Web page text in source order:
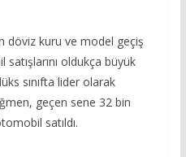
döviz kuru ve model geçiş
satışlarını oldukça büyük
sınıfta lider olarak
geçen sene 32 bin
satıldı.